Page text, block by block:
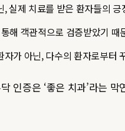
, 실제 치료를 받은 환자들의
해 객관적으로 검증받았기
자가 아닌, 다수의 환자로부터
인증은 ‘좋은 치과’라는